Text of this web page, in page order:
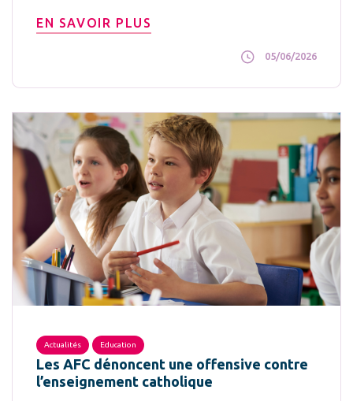
EN SAVOIR PLUS
05/06/2026
Actualités Education
Les AFC dénoncent une offensive contre
l’enseignement catholique